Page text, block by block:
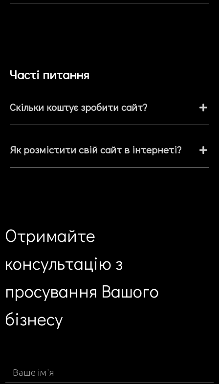
Часті питання
Скільки коштує зробити сайт?
Як розмістити свій сайт в інтернеті?
Отримайте
консультацію з
просування Вашого
бізнесу